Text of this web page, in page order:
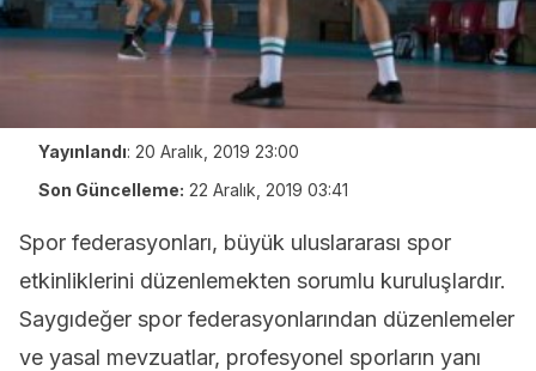
Yayınlandı: 20 Aralık, 2019 23:00
Son Güncelleme: 22 Aralık, 2019 03:41
Spor federasyonları, büyük uluslararası spor
etkinliklerini düzenlemekten sorumlu kuruluşlardır.
Saygıdeğer spor federasyonlarından düzenlemeler
ve yasal mevzuatlar, profesyonel sporların yanı